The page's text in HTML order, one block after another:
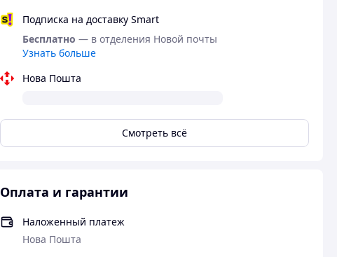
Подписка на доставку Smart
Бесплатно — в отделения Новой почты
Узнать больше
Нова Пошта
Смотреть всё
Оплата и гарантии
Наложенный платеж
Нова Пошта